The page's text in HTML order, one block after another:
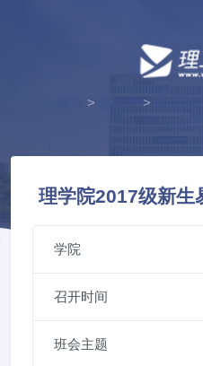
> >
理学院2017级新生
学院
召开时间
班会主题